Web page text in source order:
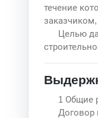
течение
Целью
1 Общие
Договор